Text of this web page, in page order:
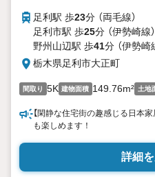
足利駅 歩23分 （両毛線）
足利市駅 歩25分 （伊勢崎線）
野州山辺駅 歩41分 （伊勢崎
栃木県足利市大正町
間取り 5K 建物面積 149.76m² 土地
【閑静な住宅街の趣感じる日本
も楽しめます！
詳細